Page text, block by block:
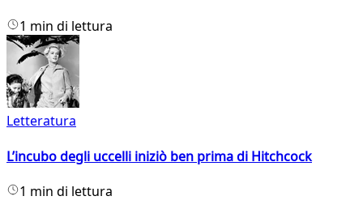
1 min di lettura
Letteratura
L’incubo degli uccelli iniziò ben prima di Hitchcock
1 min di lettura